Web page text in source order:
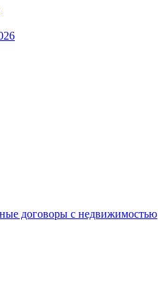
договоры с недвижимостью